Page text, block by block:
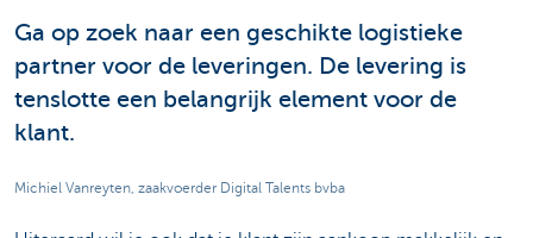
Ga op zoek naar een geschikte logistieke
partner voor de leveringen. De levering is
tenslotte een belangrijk element voor de
klant.
Michiel Vanreyten, zaakvoerder Digital Talents bvba